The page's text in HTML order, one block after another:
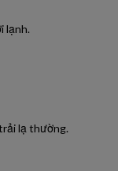
lạnh.
lạ thường.